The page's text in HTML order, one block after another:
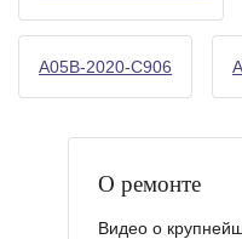
A05B-2020-C906
О ремонте
Видео о